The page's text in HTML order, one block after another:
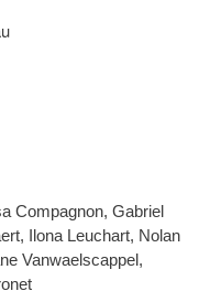
Compagnon, Gabriel
Ilona Leuchart, Nolan
Vanwaelscappel,